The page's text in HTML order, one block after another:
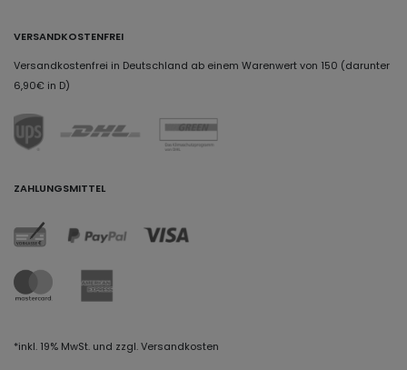
VERSANDKOSTENFREI
Versandkostenfrei in Deutschland ab einem Warenwert von 150 (darunter
6,90€ in D)
ZAHLUNGSMITTEL
*inkl. 19% MwSt. und zzgl. Versandkosten